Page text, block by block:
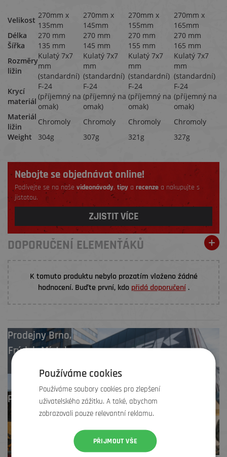
Velikost
270mm x
135mm
270mm x
145mm
270mm x
155mm
270mm x
165mm
Délka
270 mm 270 mm 270 mm
270 mm
Šířka
135 mm 145 mm 155 mm
165 mm
Rozměry
ližin
Kulatý 7x7
mm
(standardní)
Kulatý 7x7
mm
(standardní)
Kulatý 7x7
mm
(standardní)
Kulatý 7x7
mm
(standardní)
Krycí
materiál
F-24
(příjemný na
omak)
F-24
(příjemný na
omak)
F-24
(příjemný na
omak)
F-24
(příjemný na
omak)
Materiál
ližin
Chromoly Chromoly Chromoly
Chromoly
Weight
304g 307g 321g 327g
Nebojte se objednávat online!
Podívejte se na naše videonávody,tipy a recenzea nakupujte s
jistotou.
ZJISTIT VÍCE
DOPORUČENÍ ELEMENŤÁKŮ
K tomuto produktu nebylo prozatím vloženo žádné
hodnocení. Buďte první, kdo přidá doporučení.
ProdejnyBrno,
Frýdek-Místek,
Profesionální záruční
i pozáruční servis
Používáme cookies
Používáme soubory cookies pro zlepšení
uživatelského zážitku. A také, abychom
zobrazovali pouze relevantní reklamu.
PŘIJMOUT VŠE